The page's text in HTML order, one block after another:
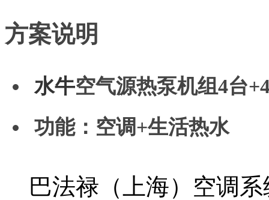
方案说明
水牛空气源热泵机组4台
功能：空调+生活热水
巴法禄（上海）空调